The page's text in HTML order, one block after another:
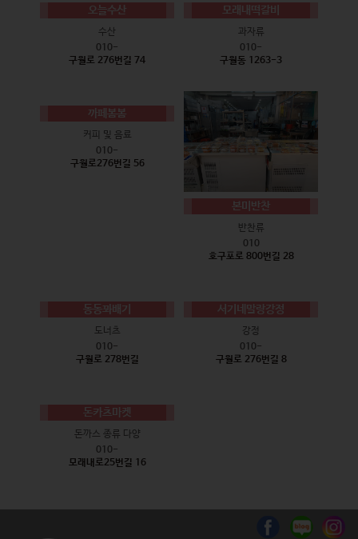
오늘수산
수산
010-
구월로 276번길 74
모래내떡갈비
과자류
010-
구월동 1263-3
까페봄봄
커피 및 음료
010-
구월로276번길 56
본미반찬
반찬류
010
호구포로 800번길 28
동동꽈배기
도너츠
010-
구월로 278번길
서기네말랑강정
강정
010-
구월로 276번길 8
돈카츠마켓
돈까스 종류 다양
010-
모래내로25번길 16